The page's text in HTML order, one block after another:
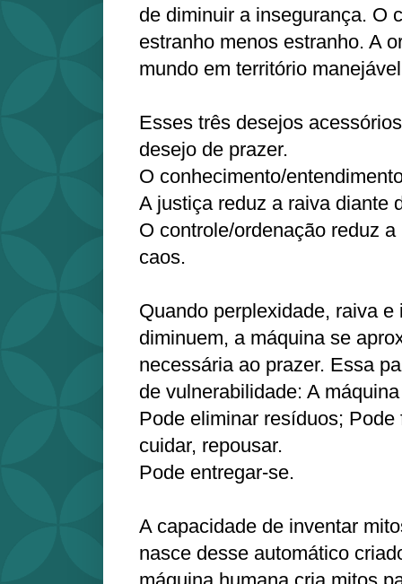
de diminuir a insegurança. O
estranho menos estranho. A
mundo em território
Esses três desejos
desejo de prazer.
O conhecimento/
A justiça reduz a raiva diante
O controle/ordenação reduz
caos.
Quando perplexidade, raiva e
diminuem, a máquina se
necessária ao prazer. Essa
de vulnerabilidade: A
Pode eliminar resíduos;
cuidar, repousar.
Pode entregar-se.
A capacidade de inventar
nasce desse automático